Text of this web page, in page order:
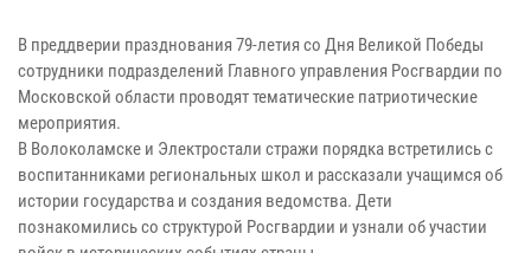
В преддверии празднования 79-летия со Дня Великой Победы
сотрудники подразделений Главного управления Росгвардии по
Московской области проводят тематические патриотические
мероприятия.
В Волоколамске и Электростали стражи порядка встретились с
воспитанниками региональных школ и рассказали учащимся об
истории государства и создания ведомства. Дети
познакомились со структурой Росгвардии и узнали об участии